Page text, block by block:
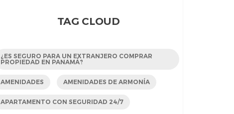
TAG CLOUD
¿ES SEGURO PARA UN EXTRANJERO COMPRAR
PROPIEDAD EN PANAMÁ?
AMENIDADES AMENIDADES DE ARMONÍA
APARTAMENTO CON SEGURIDAD 24/7